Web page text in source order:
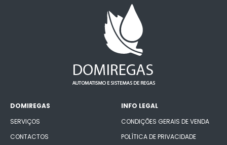
DOMIREGAS
SERVIÇOS
CONTACTOS
INFO LEGAL
CONDIÇÕES GERAIS DE VENDA
POLÍTICA DE PRIVACIDADE